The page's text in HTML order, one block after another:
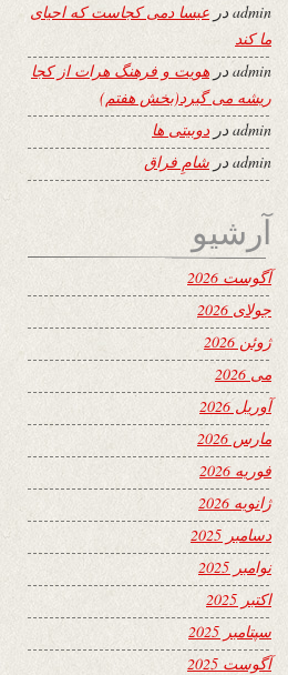
adminدر عیسا دمی کجاست که احیای
ما کند
adminدر هویت و فرهنگ هرات از کجا
ریشه می گیرد(بخش هفتم)
adminدردوبیتی ها
admin در شامِ فراق
آرشیو
آگوست 2026
جولای 2026
ژوئن 2026
می 2026
آوریل 2026
مارس 2026
فوریه 2026
ژانویه 2026
دسامبر 2025
نوامبر 2025
اکتبر 2025
سپتامبر 2025
آگوست 2025